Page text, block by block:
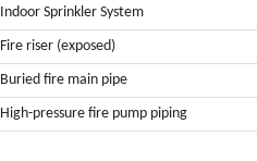
Indoor Sprinkler System
Fire riser (exposed)
Buried fire main pipe
High-pressure fire pump piping